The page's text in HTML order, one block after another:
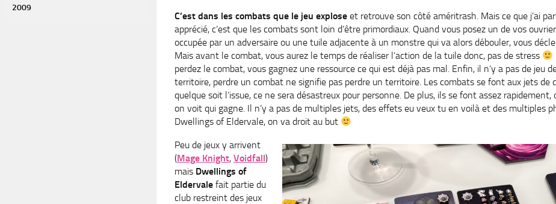
C’est dans les combats que le jeu explose et retrouve son côté améritrash. Mais ce que j’ai
apprécié, c’est que les combats sont loin d’être primordiaux. Quand vous posez un de vos
occupée par un adversaire ou une tuile adjacente à un monstre qui va alors débouler, vous
Mais avant le combat, vous aurez le temps de réaliser l’action de la tuile donc, pas de stress
perdez le combat, vous gagnez une ressource ce qui est déjà pas mal. Enfin, il n’y a pas de jeu
territoire, perdre un combat ne signifie pas perdre un territoire. Les combats se font aux jets de
quelque soit l’issue, ce ne sera désastreux pour personne. De plus, ils se font assez
on voit qui gagne. Il n’y a pas de multiples jets, des effets eu veux tu en voilà et des multiples
Dwellings of Eldervale, on va droit au but
Peu de jeux y arrivent
(Mage Knight, Voidfall)
mais Dwellings of
Eldervale fait partie du
club restreint des jeux
2009